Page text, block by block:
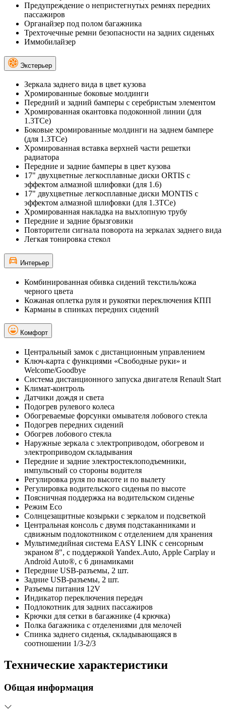
Предупреждение о непристегнутых ремнях передних
пассажиров
Органайзер под полом багажника
Трехточечные ремни безопасности на задних сиденьях
Иммобилайзер
Экстерьер
Зеркала заднего вида в цвет кузова
Хромированные боковые молдинги
Передний и задний бамперы с серебристым элементом
Хромированная окантовка подоконной линии (для
1.3TCe)
Боковые хромированные молдинги на заднем бампере
(для 1.3TCe)
Хромированная вставка верхней части решетки
радиатора
Передние и задние бамперы в цвет кузова
17" двухцветные легкосплавные диски ORTIS с
эффектом алмазной шлифовки (для 1.6)
17" двухцветные легкосплавные диски MONTIS с
эффектом алмазной шлифовки (для 1.3TCe)
Хромированная накладка на выхлопную трубу
Передние и задние брызговики
Повторители сигнала поворота на зеркалах заднего вида
Легкая тонировка стекол
Интерьер
Комбинированная обивка сидений текстиль/кожа
черного цвета
Кожаная оплетка руля и рукоятки переключения КПП
Карманы в спинках передних сидений
Комфорт
Центральный замок с дистанционным управлением
Ключ-карта с функциями «Свободные руки» и
Welcome/Goodbye
Система дистанционного запуска двигателя Renault Start
Климат-контроль
Датчики дождя и света
Подогрев рулевого колеса
Обогреваемые форсунки омывателя лобового стекла
Подогрев передних сидений
Обогрев лобового стекла
Наружные зеркала с электроприводом, обогревом и
электроприводом складывания
Передние и задние электростеклоподъемники,
импульсный со стороны водителя
Регулировка руля по высоте и по вылету
Регулировка водительского сиденья по высоте
Поясничная поддержка на водительском сиденье
Режим Eco
Солнцезащитные козырьки с зеркалом и подсветкой
Центральная консоль с двумя подстаканниками и
сдвижным подлокотником с отделением для хранения
Мультимедийная система EASY LINK c сенсорным
экраном 8", с поддержкой Yandex.Auto, Apple Carplay и
Android Auto®, с 6 динамиками
Передние USB-разъемы, 2 шт.
Задние USB-разъемы, 2 шт.
Разъемы питания 12V
Индикатор переключения передач
Подлокотник для задних пассажиров
Крючки для сетки в багажнике (4 крючка)
Полка багажника с отделениями для мелочей
Спинка заднего сиденья, складывающаяся в
соотношении 1/3-2/3
Технические характеристики
Общая информация